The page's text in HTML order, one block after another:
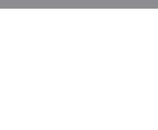
Biežāk uzdotie jautājumi